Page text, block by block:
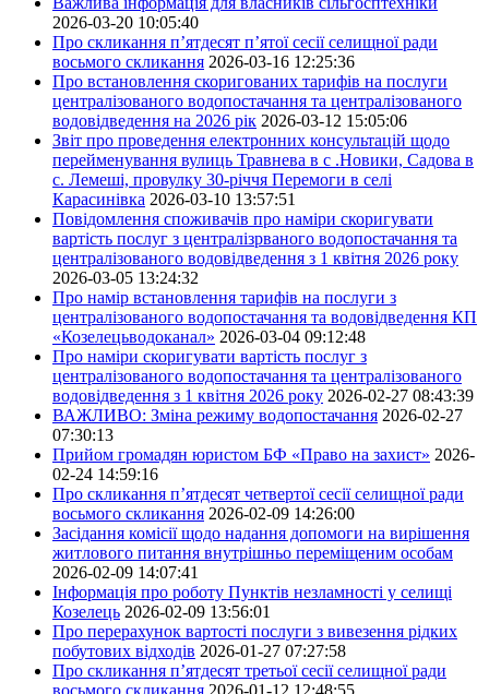
2026-03-20 10:05:40
Про скликання п’ятдесят п’ятої сесії селищної ради
восьмого скликання 2026-03-16 12:25:36
Про встановлення скоригованих тарифів на послуги
централізованого водопостачання та централізованого
водовідведення на 2026 рік 2026-03-12 15:05:06
Звіт про проведення електронних консультацій щодо
перейменування вулиць Травнева в с .Новики, Садова в
с. Лемеші, провулку 30-річчя Перемоги в селі
Карасинівка 2026-03-10 13:57:51
Повідомлення споживачів про наміри скоригувати
вартість послуг з централізрваного водопостачання та
централізованого водовідведення з 1 квітня 2026 року
2026-03-05 13:24:32
Про намір встановлення тарифів на послуги з
централізованого водопостачання та водовідведення КП
«Козелецьводоканал» 2026-03-04 09:12:48
Про наміри скоригувати вартість послуг з
централізованого водопостачання та централізованого
водовідведення з 1 квітня 2026 року 2026-02-27 08:43:39
ВАЖЛИВО: Зміна режиму водопостачання 2026-02-27
07:30:13
Прийом громадян юристом БФ «Право на захист» 2026-
02-24 14:59:16
Про скликання п’ятдесят четвертої сесії селищної ради
восьмого скликання 2026-02-09 14:26:00
Засідання комісії щодо надання допомоги на вирішення
житлового питання внутрішньо переміщеним особам
2026-02-09 14:07:41
Інформація про роботу Пунктів незламності у селищі
Козелець 2026-02-09 13:56:01
Про перерахунок вартості послуги з вивезення рідких
побутових відходів 2026-01-27 07:27:58
Про скликання п’ятдесят третьої сесії селищної ради